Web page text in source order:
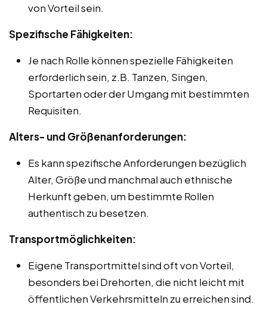
von Vorteil sein.
Spezifische Fähigkeiten:
Je nach Rolle können spezielle Fähigkeiten
erforderlich sein, z.B. Tanzen, Singen,
Sportarten oder der Umgang mit bestimmten
Requisiten.
Alters- und Größenanforderungen:
Es kann spezifische Anforderungen bezüglich
Alter, Größe und manchmal auch ethnische
Herkunft geben, um bestimmte Rollen
authentisch zu besetzen.
Transportmöglichkeiten:
Eigene Transportmittel sind oft von Vorteil,
besonders bei Drehorten, die nicht leicht mit
öffentlichen Verkehrsmitteln zu erreichen sind.